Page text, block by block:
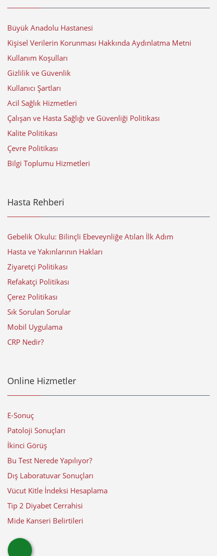
Büyük Anadolu Hastanesi
Kişisel Verilerin Korunması Hakkında Aydınlatma Metni
Kullanım Koşulları
Gizlilik ve Güvenlik
Kullanıcı Şartları
Acil Sağlık Hizmetleri
Çalışan ve Hasta Sağlığı ve Güvenliği Politikası
Kalite Politikası
Çevre Politikası
Bilgi Toplumu Hizmetleri
Hasta Rehberi
Gebelik Okulu: Bilinçli Ebeveynliğe Atılan İlk Adım
Hasta ve Yakınlarının Hakları
Ziyaretçi Politikası
Refakatçi Politikası
Çerez Politikası
Sık Sorulan Sorular
Mobil Uygulama
CRP Nedir?
Online Hizmetler
E-Sonuç
Patoloji Sonuçları
İkinci Görüş
Bu Test Nerede Yapılıyor?
Dış Laboratuvar Sonuçları
Vücut Kitle İndeksi Hesaplama
Tip 2 Diyabet Cerrahisi
Mide Kanseri Belirtileri